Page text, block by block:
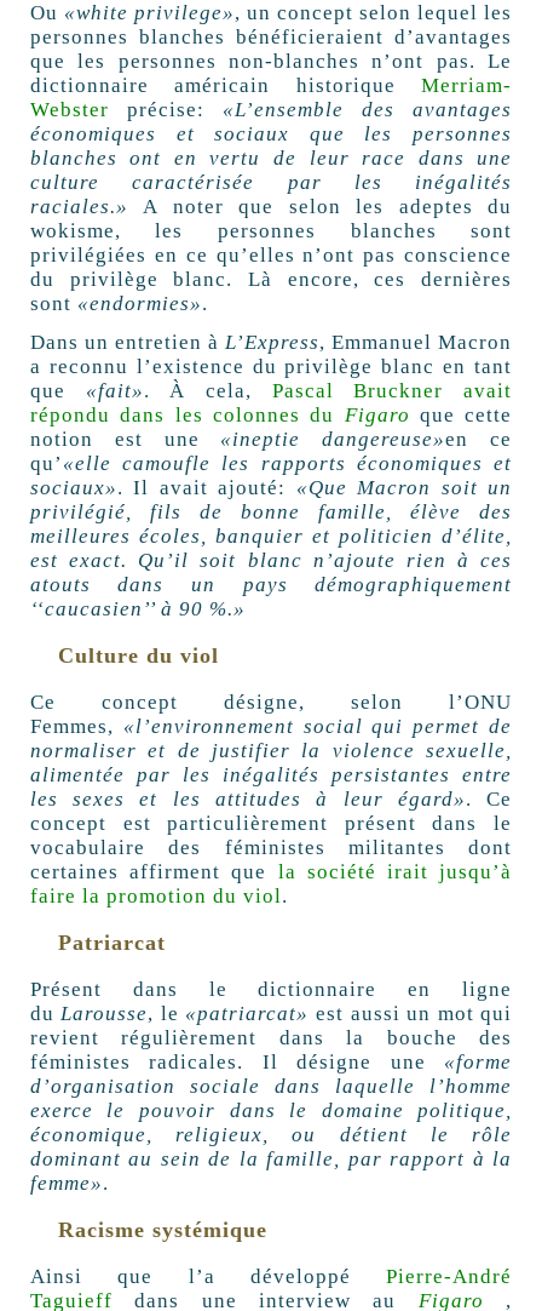
Ou «white privilege», un concept selon lequel les
personnes blanches bénéficieraient d’avantages
que les personnes non-blanches n’ont pas. Le
dictionnaire américain historiqueMerriam-
Webster précise:
«L’ensemble des avantages
économiques et sociaux que les personnes
blanches ont en vertu de leur race dans une
culture caractérisée par les inégalités
raciales.» A noter que selon les adeptes du
wokisme, les personnes blanches sont
privilégiées en ce qu’elles n’ont pas conscience
du privilège blanc. Là encore, ces dernières
sont «endormies».
Dans un entretien àL’Express, Emmanuel Macron
a reconnu l’existence du privilège blanc en tant
que «fait». À cela, Pascal Bruckner avait
répondu dans les colonnes du Figaro que cette
notion est une «ineptie dangereuse»en ce
qu’ «elle camoufle les rapports économiques et
sociaux». Il avait ajouté: «Que Macron soit un
privilégié, fils de bonne famille, élève des
meilleures écoles, banquier et politicien d’élite,
est exact. Qu’il soit blanc n’ajoute rien à ces
atouts dans un pays démographiquement
‘‘caucasien’’ à 90 %.»
Culture du viol
Ce concept désigne, selon l’ONU
Femmes, «l’environnement social qui permet de
normaliser et de justifier la violence sexuelle,
alimentée par les inégalités persistantes entre
les sexes et les attitudes à leur égard». Ce
concept est particulièrement présent dans le
vocabulaire des féministes militantes dont
certaines affirment que la société irait jusqu’à
faire la promotion du viol.
Patriarcat
Présent dans le dictionnaire en ligne
duLarousse, le «patriarcat» est aussi un mot qui
revient régulièrement dans la bouche des
féministes radicales. Il désigne une «forme
d’organisation sociale dans laquelle l’homme
exerce le pouvoir dans le domaine politique,
économique, religieux, ou détient le rôle
dominant au sein de la famille, par rapport à la
femme».
Racisme systémique
Ainsi que l’a développéPierre-André
Taguieffdans une interview au Figaro
,